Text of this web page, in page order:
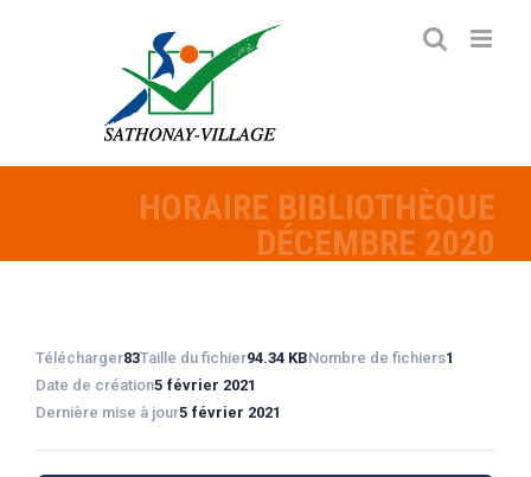
HORAIRE BIBLIOTHÈQUE
DÉCEMBRE 2020
Télécharger83Taille du fichier94.34 KBNombre de fichiers1
Date de création5 février 2021
Dernière mise à jour5 février 2021